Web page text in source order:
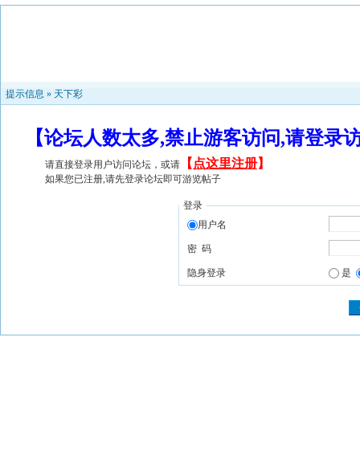
提示信息 » 天下彩
【论坛人数太多,禁止游客访问,请登
请直接登录用户访问论坛，或请 【 点这里注册】
如果您已注册,请先登录论坛即可游览帖子
登录
用户名
密 码
隐身登录 是